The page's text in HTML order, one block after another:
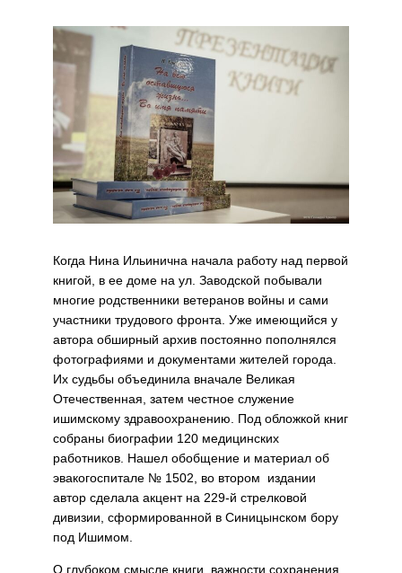
Когда Нина Ильинична начала работу над первой
книгой, в ее доме на ул. Заводской побывали
многие родственники ветеранов войны и сами
участники трудового фронта. Уже имеющийся у
автора обширный архив постоянно пополнялся
фотографиями и документами жителей города.
Их судьбы объединила вначале Великая
Отечественная, затем честное служение
ишимскому здравоохранению. Под обложкой книг
собраны биографии 120 медицинских
работников. Нашел обобщение и материал об
эвакогоспитале № 1502, во втором издании
автор сделала акцент на 229-й стрелковой
дивизии, сформированной в Синицынском бору
под Ишимом.
О глубоком смысле книги, важности сохранения